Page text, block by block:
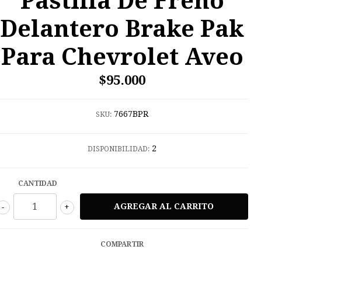
Delantero Brake Pak
Para Chevrolet Aveo
$95.000
SKU: 7667BPR
DISPONIBILIDAD: 2
CANTIDAD
+
-
COMPARTIR